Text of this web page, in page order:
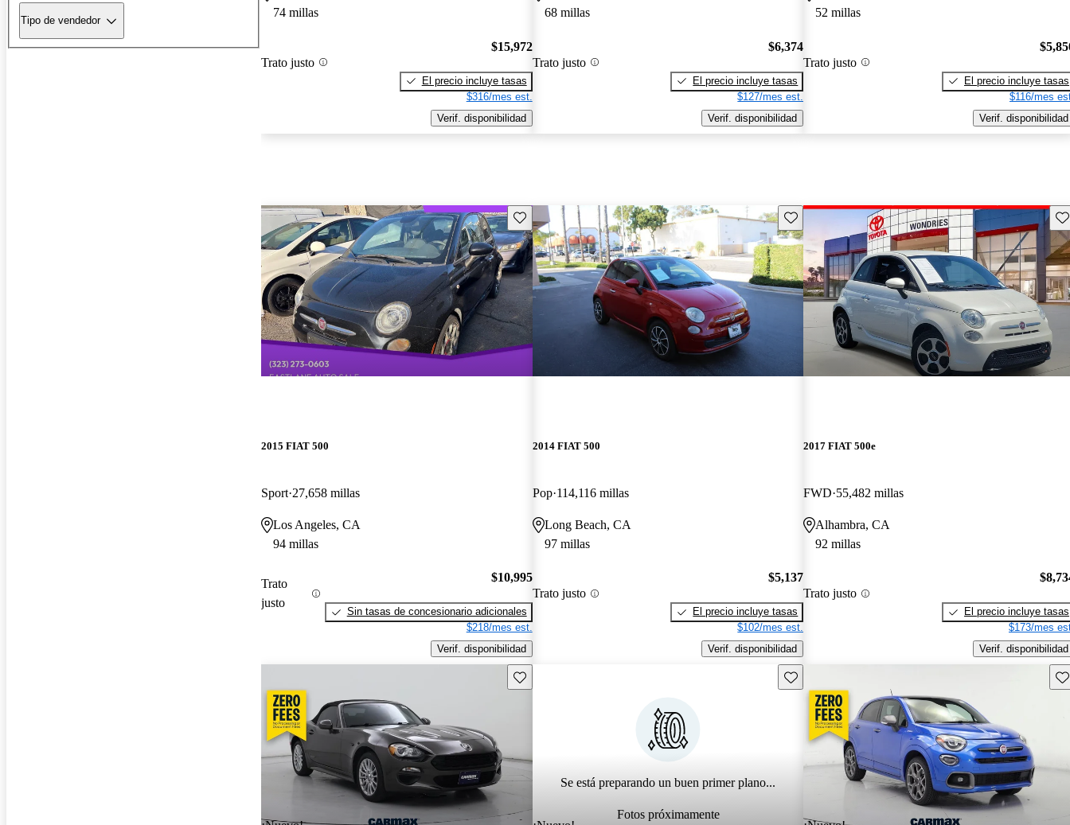
Tipo de vendedor
74 millas
Trato justo
$15,972
El precio incluye tasas
$316/mes est.
Verif. disponibilidad
68 millas
Trato justo
$6,374
El precio incluye tasas
$127/mes est.
Verif. disponibilidad
52 millas
Trato justo
El precio incluye tasas
$116/mes
Verif. disponibilidad
Guarda este Aviso
2015 FIAT 500
Sport 27,658 millas
Los Angeles, CA
94 millas
Trato
justo
$10,995
Sin tasas de concesionario adicionales
$218/mes est.
Verif. disponibilidad
Guarda este Aviso
2014 FIAT 500
Pop 114,116 millas
Long Beach, CA
97 millas
Trato justo
$5,137
El precio incluye tasas
$102/mes est.
Verif. disponibilidad
2017 FIAT 500e
FWD 55,482 millas
Alhambra, CA
92 millas
Trato justo
El precio incluye tasas
$173/mes
Verif. disponibilidad
Guarda este Aviso
Se está preparando un buen primer plano...
Fotos próximamente
Guarda este Aviso